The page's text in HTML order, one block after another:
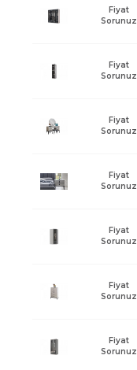
Fiyat
Sorunuz
Fiyat
Sorunuz
Fiyat
Sorunuz
Fiyat
Sorunuz
Fiyat
Sorunuz
Fiyat
Sorunuz
Fiyat
Sorunuz